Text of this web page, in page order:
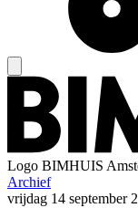
Logo BIMHUIS
Archief
vrijdag 14 september